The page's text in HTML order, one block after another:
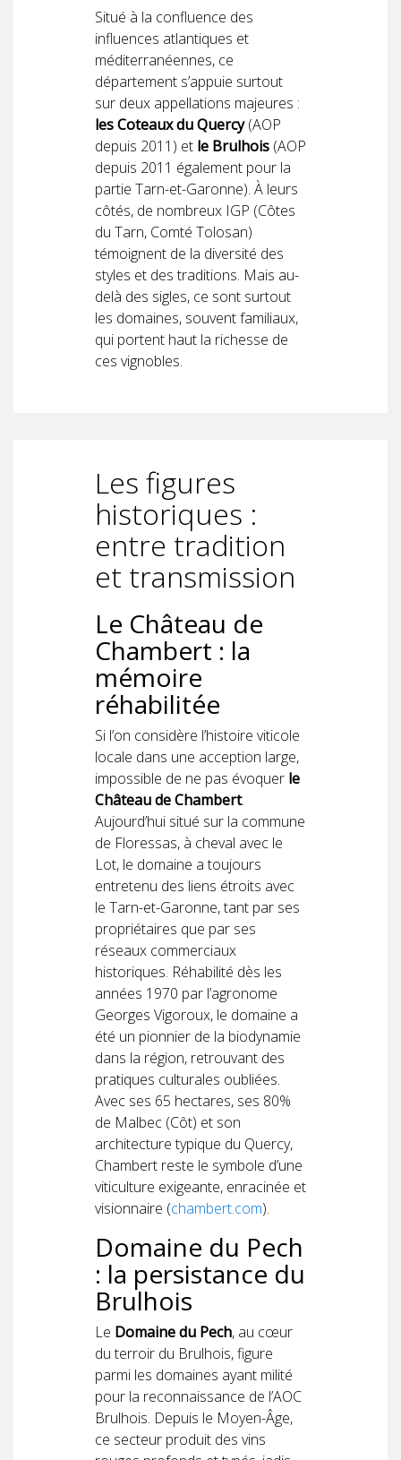
Situé à la confluence des
influences atlantiques et
méditerranéennes, ce
département s’appuie surtout
sur deux appellations majeures :
les Coteaux du Quercy(AOP
depuis 2011) et le Brulhois (AOP
depuis 2011 également pour la
partie Tarn-et-Garonne). À leurs
côtés, de nombreux IGP (Côtes
du Tarn, Comté Tolosan)
témoignent de la diversité des
styles et des traditions. Mais au-
delà des sigles, ce sont surtout
les domaines, souvent familiaux,
qui portent haut la richesse de
ces vignobles.
Les figures
historiques :
entre tradition
et transmission
Le Château de
Chambert : la
mémoire
réhabilitée
Si l’on considère l’histoire viticole
locale dans une acception large,
impossible de ne pas évoquer le
Château de Chambert.
Aujourd’hui situé sur la commune
de Floressas, à cheval avec le
Lot, le domaine a toujours
entretenu des liens étroits avec
le Tarn-et-Garonne, tant par ses
propriétaires que par ses
réseaux commerciaux
historiques. Réhabilité dès les
années 1970 par l’agronome
Georges Vigoroux, le domaine a
été un pionnier de la biodynamie
dans la région, retrouvant des
pratiques culturales oubliées.
Avec ses 65 hectares, ses 80%
de Malbec (Côt) et son
architecture typique du Quercy,
Chambert reste le symbole d’une
viticulture exigeante, enracinée et
visionnaire (chambert.com).
Domaine du Pech
: la persistance du
Brulhois
Le Domaine du Pech, au cœur
du terroir du Brulhois, figure
parmi les domaines ayant milité
pour la reconnaissance de l’AOC
Brulhois. Depuis le Moyen-Âge,
ce secteur produit des vins